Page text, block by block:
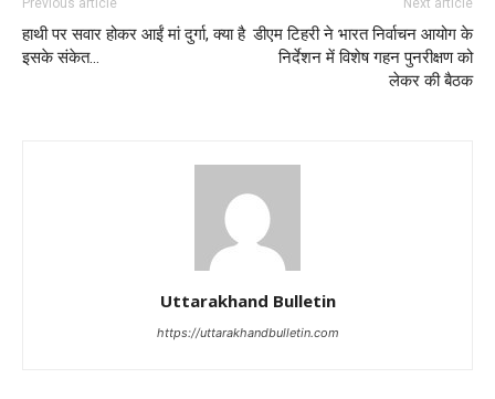
Previous article
हाथी पर सवार होकर आईं मां दुर्गा, क्या है
इसके संकेत…
Next article
डीएम टिहरी ने भारत निर्वाचन आयोग के
निर्देशन में विशेष गहन पुनरीक्षण को
लेकर की बैठक
Uttarakhand Bulletin
https://uttarakhandbulletin.com